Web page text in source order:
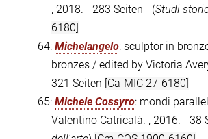
, 2018. - 283 Seiten - (Studi
6180]
64: Michelangelo: sculptor in
bronzes / edited by Victoria
321 Seiten [Ca-MIC 27-6180]
65: Michele Cossyro: mondi
Valentino Catricalà. , 2016. - 38